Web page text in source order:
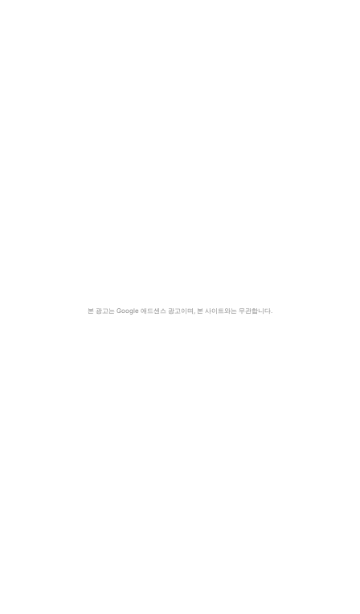
본 광고는 Google 애드센스 광고이며, 본 사이트와는 무관합니다.